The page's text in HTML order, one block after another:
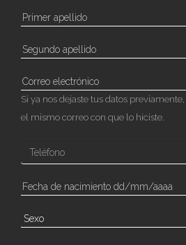
Si ya nos dejaste tus datos
el mismo correo con que lo hiciste.